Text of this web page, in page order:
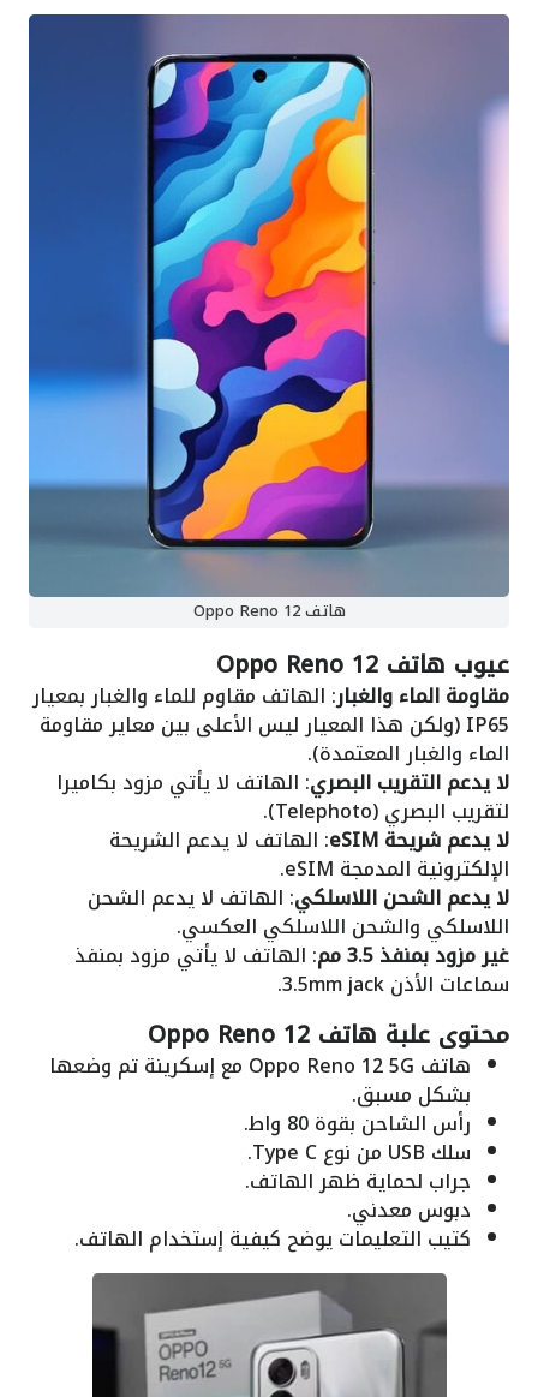
هاتف Oppo Reno 12
عيوب هاتف Oppo Reno 12
مقاومة الماء والغبار: الهاتف مقاوم للماء والغبار بمعيار
IP65 (ولكن هذا المعيار ليس الأعلى بين معاير مقاومة
الماء والغبار المعتمدة).
لا يدعم التقريب البصري: الهاتف لا يأتي مزود بكاميرا
لتقريب البصري (Telephoto).
لا يدعم شريحة eSIM : الهاتف لا يدعم الشريحة
الإلكترونية المدمجة eSIM.
لا يدعم الشحن اللاسلكي: الهاتف لا يدعم الشحن
اللاسلكي والشحن اللاسلكي العكسي.
غير مزود بمنفذ 3.5 مم : الهاتف لا يأتي مزود بمنفذ
سماعات الأذن 3.5mm jack.
محتوى علبة هاتف Oppo Reno 12
هاتف Oppo Reno 12 5G مع إسكرينة تم وضعها
بشكل مسبق.
رأس الشاحن بقوة 80 واط.
سلك USB من نوع Type C.
جراب لحماية ظهر الهاتف.
دبوس معدني.
كتيب التعليمات يوضح كيفية إستخدام الهاتف.